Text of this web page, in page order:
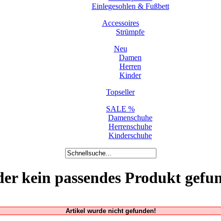
Einlegesohlen & Fußbett
Accessoires
Strümpfe
Neu
Damen
Herren
Kinder
Topseller
SALE %
Damenschuhe
Herrenschuhe
Kinderschuhe
kein passendes Produkt
Artikel wurde nicht gefunden!